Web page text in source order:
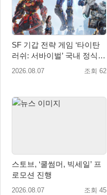
SF 기갑 전략 게임 ‘타이탄
러쉬: 서바이벌’ 국내 정식
출시
2026.08.07 조회 62
스토브, ‘쿨썸머, 빅세일’ 프
로모션 진행
2026.08.07 조회 45